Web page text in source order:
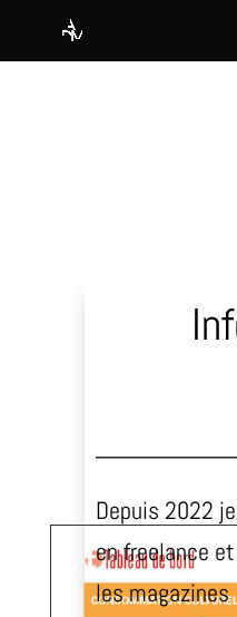
Depuis 2022
en freelance
les magazines